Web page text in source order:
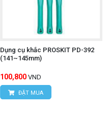
Dụng cụ khắc PROSKIT PD-392
(141~145mm)
100,800 VND
ĐẶT MUA